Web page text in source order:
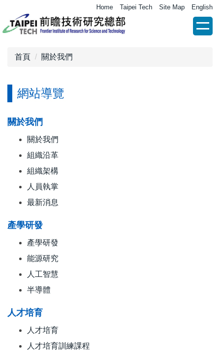
到
主
Home Taipei Tech Site Map English
首頁 關於我們
網站導覽
關於我們
關於我們
組織沿革
組織架構
人員執掌
最新消息
產學研發
產學研發
能源研究
人工智慧
半導體
人才培育
人才培育
人才培育訓練課程